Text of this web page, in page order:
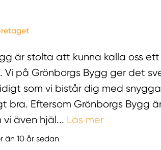
är stolta att kunna kalla oss
Vi på Grönborgs Bygg ger det
som vi bistår dig med
bra. Eftersom Grönborgs
även hjäl... Läs mer
än 10 år sedan